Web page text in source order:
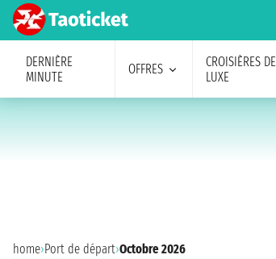
DERNIÈRE
MINUTE
OFFRES
CROISIÈRES DE
LUXE
home›Port de départ›Octobre 2026